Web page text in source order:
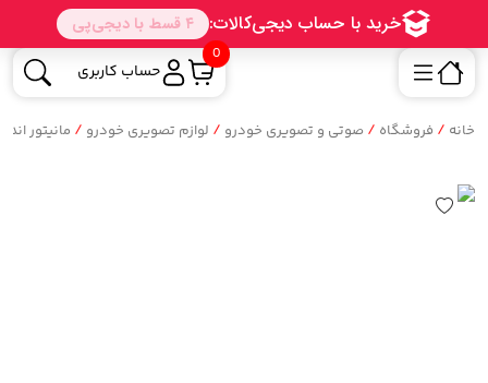
0
حساب کاربری
خانه / فروشگاه / صوتی و تصویری خودرو / لوازم تصویری خودرو / مانیتور اندروید